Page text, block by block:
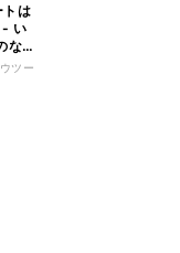
トは
- い
な
ツー